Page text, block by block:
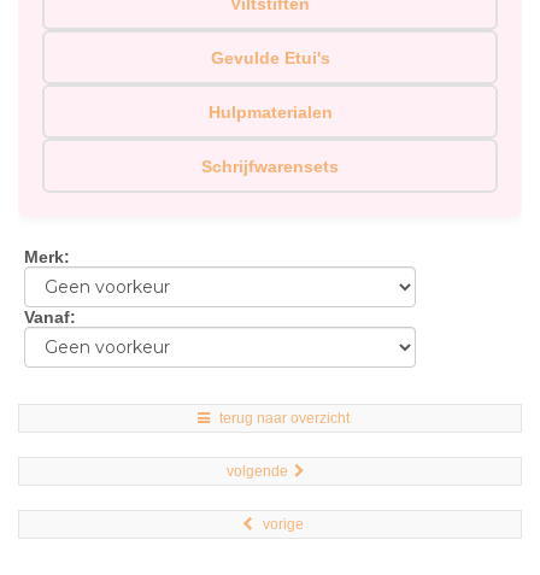
Gevulde Etui's
Hulpmaterialen
Schrijfwarensets
Merk:
Vanaf:
terug naar overzicht
volgende
vorige